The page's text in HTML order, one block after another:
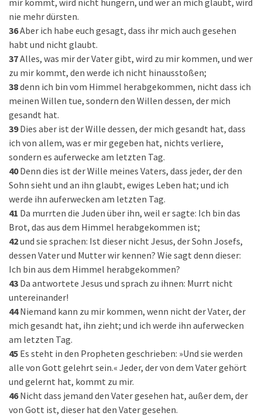
mir kommt, wird nicht hungern, und wer an mich glaubt, wird
nie mehr dürsten.
36Aber ich habe euch gesagt, dass ihr mich auch gesehen
habt und nicht glaubt.
37Alles, was mir der Vater gibt, wird zu mir kommen, und wer
zu mir kommt, den werde ich nicht hinausstoßen;
38denn ich bin vom Himmel herabgekommen, nicht dass ich
meinen Willen tue, sondern den Willen dessen, der mich
gesandt hat.
39 Dies aber ist der Wille dessen, der mich gesandt hat, dass
ich von allem, was er mir gegeben hat, nichts verliere,
sondern es auferwecke am letzten Tag.
40 Denn dies ist der Wille meines Vaters, dass jeder, der den
Sohn sieht und an ihn glaubt, ewiges Leben hat; und ich
werde ihn auferwecken am letzten Tag.
41 Da murrten die Juden über ihn, weil er sagte: Ich bin das
Brot, das aus dem Himmel herabgekommen ist;
42und sie sprachen: Ist dieser nicht Jesus, der Sohn Josefs,
dessen Vater und Mutter wir kennen? Wie sagt denn dieser:
Ich bin aus dem Himmel herabgekommen?
43 Da antwortete Jesus und sprach zu ihnen: Murrt nicht
untereinander!
44 Niemand kann zu mir kommen, wenn nicht der Vater, der
mich gesandt hat, ihn zieht; und ich werde ihn auferwecken
am letzten Tag.
45 Es steht in den Propheten geschrieben: »Und sie werden
alle von Gott gelehrt sein.« Jeder, der von dem Vater gehört
und gelernt hat, kommt zu mir.
46 Nicht dass jemand den Vater gesehen hat, außer dem, der
von Gott ist, dieser hat den Vater gesehen.